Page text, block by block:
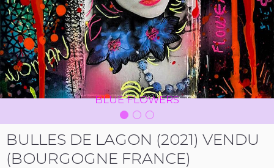
BLUE FLOWERS
BULLES DE LAGON (2021) VENDU
(BOURGOGNE FRANCE)